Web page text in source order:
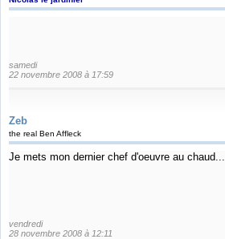
samedi
22 novembre 2008 à 17:59
Zeb
the real Ben Affleck
Je mets mon dernier chef d'oeuvre au chaud...
vendredi
28 novembre 2008 à 12:11